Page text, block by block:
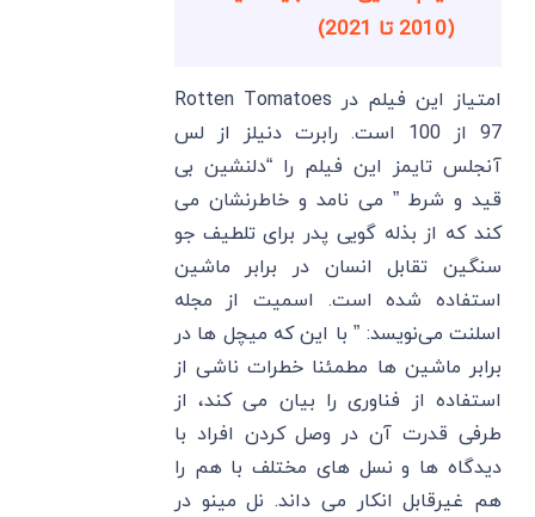
(2010 تا 2021)
امتیاز این فیلم در Rotten Tomatoes
97 از 100 است. رابرت دنیلز از لس
آنجلس تایمز این فیلم را “دلنشین بی
قید و شرط ” می ‌نامد و خاطرنشان می
‌کند که از بذله گویی پدر برای تلطیف جو
سنگین تقابل انسان در برابر ماشین
استفاده شده است. اسمیت از مجله
اسلنت می‌نویسد: ” با این که میچل ‌ها در
برابر ماشین‌ ها مطمئنا خطرات ناشی از
استفاده از فناوری را بیان می‌ کند، از
طرفی قدرت آن در وصل کردن افراد با
دیدگاه ‌ها و نسل های مختلف با هم را
هم غیرقابل انکار می داند. نل مینو در